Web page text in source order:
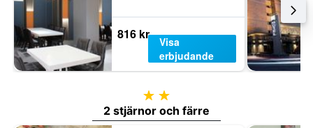
816 kr
Visa
erbjudande
2 stjärnor
2 stjärnor och färre